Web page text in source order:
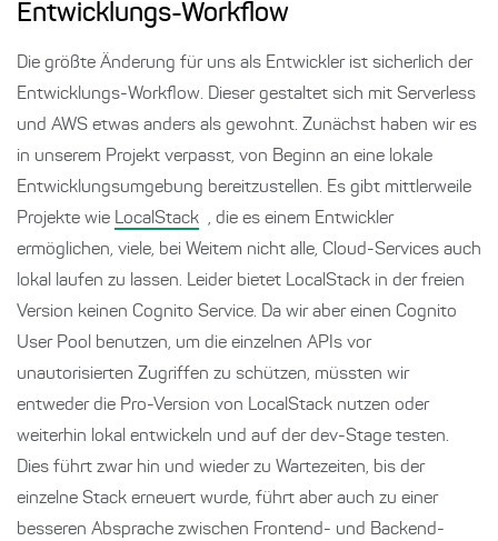
Entwicklungs-Workflow
Die größte Änderung für uns als Entwickler ist sicherlich der
Entwicklungs-Workflow. Dieser gestaltet sich mit Serverless
und AWS etwas anders als gewohnt. Zunächst haben wir es
in unserem Projekt verpasst, von Beginn an eine lokale
Entwicklungsumgebung bereitzustellen. Es gibt mittlerweile
Projekte wie LocalStack , die es einem Entwickler
ermöglichen, viele, bei Weitem nicht alle, Cloud-Services auch
lokal laufen zu lassen. Leider bietet LocalStack in der freien
Version keinen Cognito Service. Da wir aber einen Cognito
User Pool benutzen, um die einzelnen APIs vor
unautorisierten Zugriffen zu schützen, müssten wir
entweder die Pro-Version von LocalStack nutzen oder
weiterhin lokal entwickeln und auf der dev-Stage testen.
Dies führt zwar hin und wieder zu Wartezeiten, bis der
einzelne Stack erneuert wurde, führt aber auch zu einer
besseren Absprache zwischen Frontend- und Backend-